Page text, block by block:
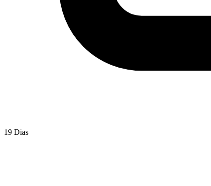
19 Dias